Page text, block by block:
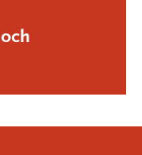
och